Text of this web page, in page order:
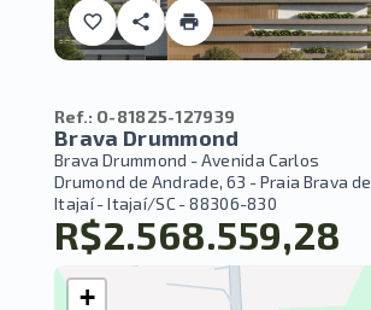
Ref.: O-81825-127939
Brava Drummond
Brava Drummond -Avenida Carlos
Drumond de Andrade, 63 - Praia Brava de
Itajaí - Itajaí/SC - 88306-830
R$2.568.559,28
+